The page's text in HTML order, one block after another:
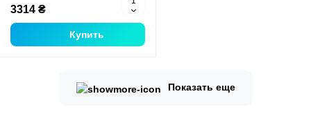
3314 ₴
Купить
Показать еще